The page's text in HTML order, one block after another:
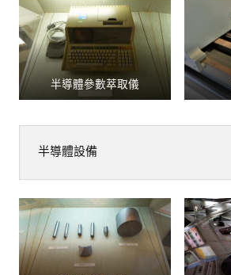
半導體參數萃取儀
半導體設備